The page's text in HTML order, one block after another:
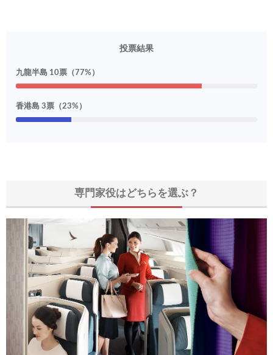
投票結果
九龍半島 10票（77%）
香港島 3票（23%）
専門家役はどちらを選ぶ？